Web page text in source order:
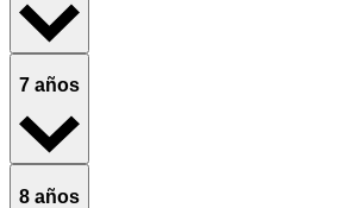
7 años
8 años